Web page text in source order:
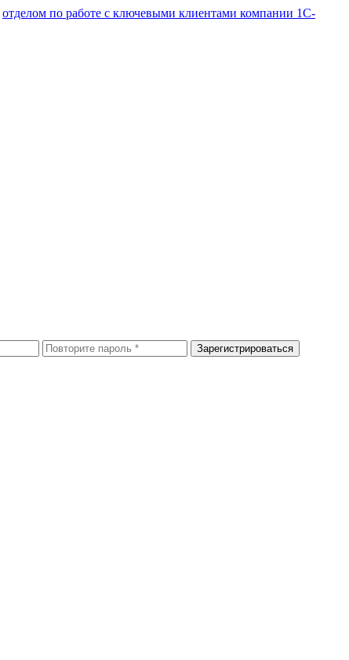
отделом по работе с ключевыми клиентами компании 1С-